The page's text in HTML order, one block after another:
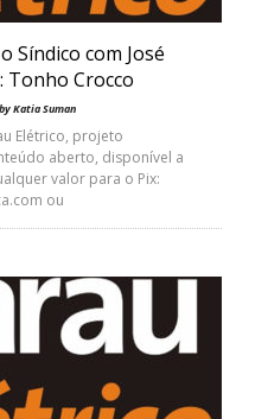
Síndico com José
Tonho Crocco
by Katia Suman
Elétrico, projeto
aberto, disponível a
valor para o Pix:
ou